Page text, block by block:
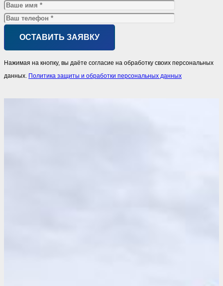
Нажимая на кнопку, вы даёте согласие на обработку своих персональных
данных. Политика защиты и обработки персональных данных